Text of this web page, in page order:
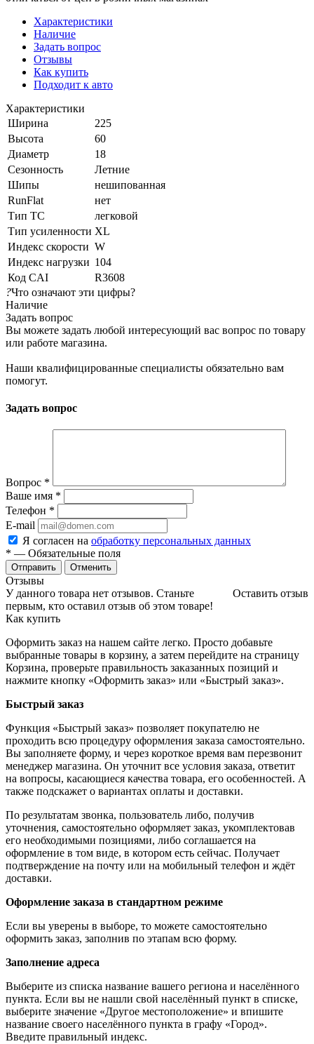
Характеристики
Наличие
Задать вопрос
Отзывы
Как купить
Подходит к авто
Характеристики
Ширина
225
Высота
60
Диаметр
18
Сезонность
Летние
Шипы
нешипованная
RunFlat
нет
Тип ТС
легковой
Тип усиленности XL
Индекс скорости W
Индекс нагрузки 104
Код CAI
R3608
?Что означают эти цифры?
Наличие
Задать вопрос
Вы можете задать любой интересующий вас вопрос по товару
или работе магазина.
Наши квалифицированные специалисты обязательно вам
помогут.
Задать вопрос
Вопрос *
Ваше имя *
Телефон *
E-mail
Я согласен на обработку персональных данных
* — Обязательные поля
Отменить
Отзывы
Оставить отзыв
У данного товара нет отзывов. Станьте
первым, кто оставил отзыв об этом товаре!
Как купить
Оформить заказ на нашем сайте легко. Просто добавьте
выбранные товары в корзину, а затем перейдите на страницу
Корзина, проверьте правильность заказанных позиций и
нажмите кнопку «Оформить заказ» или «Быстрый заказ».
Быстрый заказ
Функция «Быстрый заказ» позволяет покупателю не
проходить всю процедуру оформления заказа самостоятельно.
Вы заполняете форму, и через короткое время вам перезвонит
менеджер магазина. Он уточнит все условия заказа, ответит
на вопросы, касающиеся качества товара, его особенностей. А
также подскажет о вариантах оплаты и доставки.
По результатам звонка, пользователь либо, получив
уточнения, самостоятельно оформляет заказ, укомплектовав
его необходимыми позициями, либо соглашается на
оформление в том виде, в котором есть сейчас. Получает
подтверждение на почту или на мобильный телефон и ждёт
доставки.
Оформление заказа в стандартном режиме
Если вы уверены в выборе, то можете самостоятельно
оформить заказ, заполнив по этапам всю форму.
Заполнение адреса
Выберите из списка название вашего региона и населённого
пункта. Если вы не нашли свой населённый пункт в списке,
выберите значение «Другое местоположение» и впишите
название своего населённого пункта в графу «Город».
Введите правильный индекс.